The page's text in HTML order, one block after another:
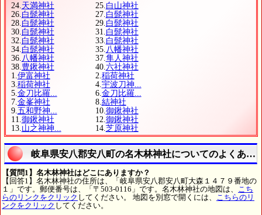
24. 天満神社 25. 白山神社
26. 白髭神社 27. 白髭神社
28. 白髭神社 29. 白髭神社
30. 白髭神社 31. 白髭神社
32. 白髭神社 33. 白髭神社
34. 白髭神社 35. 八幡神社
36. 八幡神社 37. 隼人神社
38. 豊鍬神社 40. 六社神社
1. 伊富神社 2. 稲荷神社
3. 稲荷神社 4. 宇波刀神...
5. 金刀比羅... 6. 金刀比羅...
7. 金峯神社 8. 結神社
9. 五和野神... 10. 御鍬神社
11. 御鍬神社 12. 御鍬神社
13. 山之神神... 14. 芝原神社
岐阜県安八郡安八町の名木林神社についてのよくある
【質問1】名木林神社はどこにありますか？
【回答1】名木林神社の住所は、「岐阜県安八郡安八町大森１４７９番地の
１」です。郵便番号は、「〒503-0116」です。名木林神社の地図は、
こち
らのリンクをクリック してください。 地図を別窓で開くには、
こちらのリ
ンクをクリック してください。